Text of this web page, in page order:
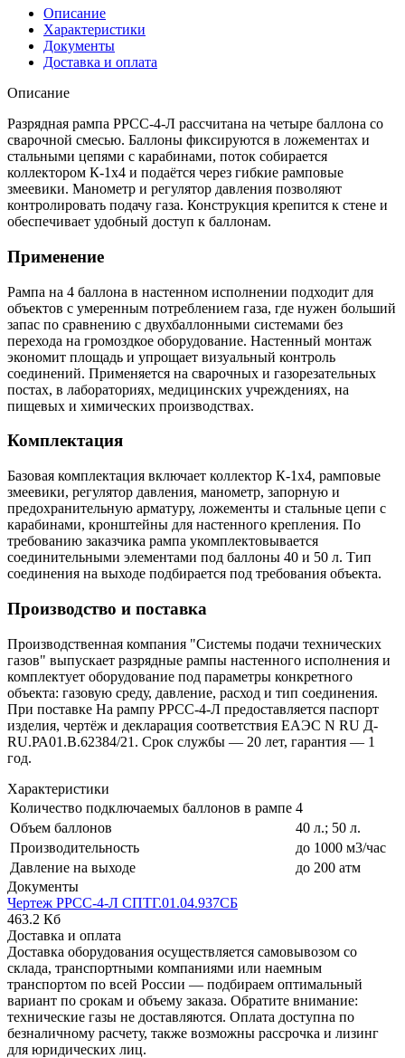
Описание
Характеристики
Документы
Доставка и оплата
Описание
Разрядная рампа РРСС-4-Л рассчитана на четыре баллона со
сварочной смесью. Баллоны фиксируются в ложементах и
стальными цепями с карабинами, поток собирается
коллектором К-1х4 и подаётся через гибкие рамповые
змеевики. Манометр и регулятор давления позволяют
контролировать подачу газа. Конструкция крепится к стене и
обеспечивает удобный доступ к баллонам.
Применение
Рампа на 4 баллона в настенном исполнении подходит для
объектов с умеренным потреблением газа, где нужен больший
запас по сравнению с двухбаллонными системами без
перехода на громоздкое оборудование. Настенный монтаж
экономит площадь и упрощает визуальный контроль
соединений. Применяется на сварочных и газорезательных
постах, в лабораториях, медицинских учреждениях, на
пищевых и химических производствах.
Комплектация
Базовая комплектация включает коллектор К-1х4, рамповые
змеевики, регулятор давления, манометр, запорную и
предохранительную арматуру, ложементы и стальные цепи с
карабинами, кронштейны для настенного крепления. По
требованию заказчика рампа укомплектовывается
соединительными элементами под баллоны 40 и 50 л. Тип
соединения на выходе подбирается под требования объекта.
Производство и поставка
Производственная компания "Системы подачи технических
газов" выпускает разрядные рампы настенного исполнения и
комплектует оборудование под параметры конкретного
объекта: газовую среду, давление, расход и тип соединения.
При поставке На рампу РРСС-4-Л предоставляется паспорт
изделия, чертёж и декларация соответствия ЕАЭС N RU Д-
RU.РА01.В.62384/21. Срок службы — 20 лет, гарантия — 1
год.
Характеристики
Количество подключаемых баллонов в рампе 4
Объем баллонов
40 л.; 50 л.
Производительность
до 1000 м3/час
Давление на выходе
до 200 атм
Документы
Чертеж РРСС-4-Л СПТГ.01.04.937СБ
463.2 Кб
Доставка и оплата
Доставка оборудования осуществляется самовывозом со
склада, транспортными компаниями или наемным
транспортом по всей России — подбираем оптимальный
вариант по срокам и объему заказа. Обратите внимание:
технические газы не доставляются. Оплата доступна по
безналичному расчету, также возможны рассрочка и лизинг
для юридических лиц.